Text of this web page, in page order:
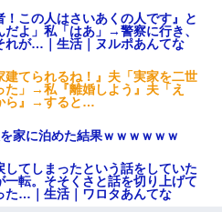
この人はさいあくの人です』と
よ」私「はあ」→警察に行き、
れが…｜生活｜ヌルポあんてな
てられるね！』夫「実家を二世
た」→私『離婚しよう』夫「え
ら』→すると…
家に泊めた結果ｗｗｗｗｗｗ
てしまったという話をしていた
転。そそくさと話を切り上げて
た…｜生活｜ワロタあんてな